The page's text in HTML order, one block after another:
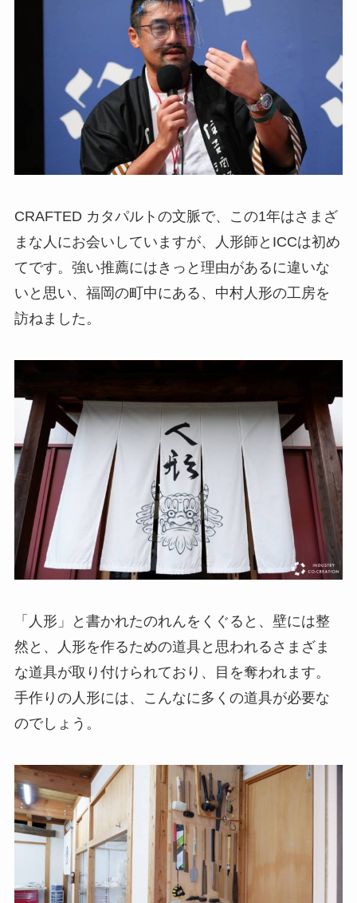
CRAFTED カタパルトの文脈で、この1年はさまざ
まな人にお会いしていますが、人形師とICCは初め
てです。強い推薦にはきっと理由があるに違いな
いと思い、福岡の町中にある、中村人形の工房を
訪ねました。
「人形」と書かれたのれんをくぐると、壁には整
然と、人形を作るための道具と思われるさまざま
な道具が取り付けられており、目を奪われます。
手作りの人形には、こんなに多くの道具が必要な
のでしょう。